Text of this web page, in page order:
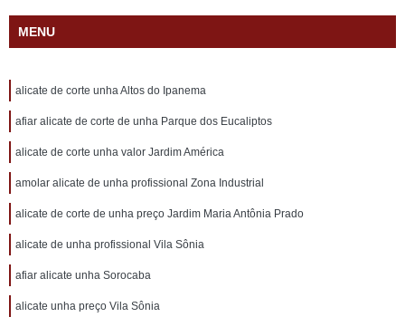
MENU
alicate de corte unha Altos do Ipanema
afiar alicate de corte de unha Parque dos Eucaliptos
alicate de corte unha valor Jardim América
amolar alicate de unha profissional Zona Industrial
alicate de corte de unha preço Jardim Maria Antônia Prado
alicate de unha profissional Vila Sônia
afiar alicate unha Sorocaba
alicate unha preço Vila Sônia